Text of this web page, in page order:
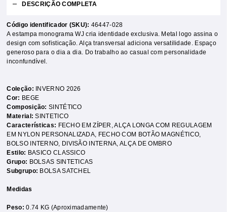
DESCRIÇÃO COMPLETA
Código identificador (SKU): 46447-028
A estampa monograma WJ cria identidade exclusiva. Metal logo assina o
design com sofisticação. Alça transversal adiciona versatilidade. Espaço
generoso para o dia a dia. Do trabalho ao casual com personalidade
inconfundível.
Coleção:
INVERNO 2026
Cor: BEGE
Composição:SINTÉTICO
Material:SINTETICO
Características: FECHO EM ZÍPER ,ALÇA LONGA COM REGULAGEM
EM NYLON PERSONALIZADA, FECHO COM BOTÃO MAGNÉTICO,
BOLSO INTERNO, DIVISÃO INTERNA,ALÇA DE OMBRO
Estilo: BASICO CLASSICO
Grupo: BOLSAS SINTETICAS
Subgrupo: BOLSA SATCHEL
Medidas
Peso:0.74 KG (Aproximadamente)